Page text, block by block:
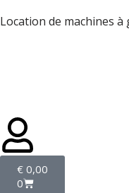
Location de machines
€ 0,00
0